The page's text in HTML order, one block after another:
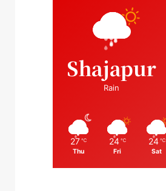
Shajapur
Rain
27 ℃
Thu
24 ℃
Fri
24 ℃
Sat